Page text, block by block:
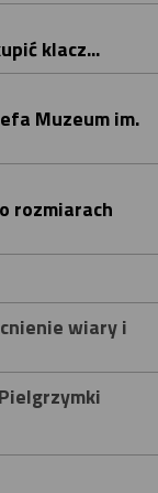
klacz...
Muzeum im.
rozmiarach
wiary i